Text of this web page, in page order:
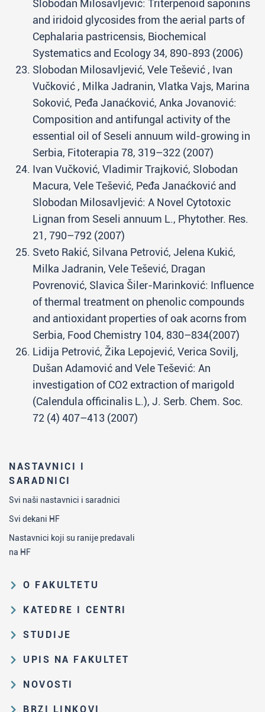
NASTAVNICI I
SARADNICI
Svi naši nastavnici i saradnici
Svi dekani HF
Nastavnici koji su ranije predavali
na HF
O FAKULTETU
Obrazovna i naučna delatnost
struktura
Zakon o visokom obrazovanju i
Istorija Fakulteta
Zbirka velikana srpske hemije
KATEDRE I CENTRI
Katedra za analitičku hemiju
Katedra za nastavu hemije
Katedra za opštu i neorgansku
STUDIJE
Put studiranja na HF
studije
Master akademske studije
UPIS NA FAKULTET
Rezultati prijemnih ispita i rang-
NOVOSTI
Sve aktuelne vesti
BRZI LINKOVI
Slobodan Milosavljević: Triterpenoid saponins
and iridoid glycosides from the aerial parts of
Cephalaria pastricensis, Biochemical
Systematics and Ecology 34, 890-893 (2006)
Slobodan Milosavljević, Vele Tešević , Ivan
Vučković , Milka Jadranin, Vlatka Vajs, Marina
Soković, Peđa Janaćković, Anka Jovanović:
Composition and antifungal activity of the
essential oil of Seseli annuum wild-growing in
Serbia, Fitoterapia 78, 319–322 (2007)
Ivan Vučković, Vladimir Trajković, Slobodan
Macura, Vele Tešević, Peđa Janaćković and
Slobodan Milosavljević: A Novel Cytotoxic
Lignan from Seseli annuum L., Phytother. Res.
21, 790–792 (2007)
Sveto Rakić, Silvana Petrović, Jelena Kukić,
Milka Jadranin, Vele Tešević, Dragan
Povrenović, Slavica Šiler-Marinković: Influence
of thermal treatment on phenolic compounds
and antioxidant properties of oak acorns from
Serbia, Food Chemistry 104, 830–834(2007)
Lidija Petrović, Žika Lepojević, Verica Sovilj,
Dušan Adamović and Vele Tešević: An
investigation of CO2 extraction of marigold
(Calendula officinalis L.), J. Serb. Chem. Soc.
72 (4) 407–413 (2007)